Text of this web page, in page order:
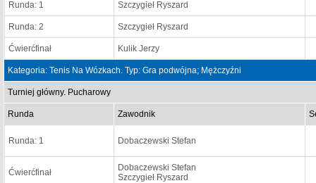
Runda: 1 Szczygieł Ryszard
Runda: 2 Szczygieł Ryszard
Ćwierćfinał Kulik Jerzy
Kategoria: Tenis Na Wózkach. Typ: Gra podwójna; Mężczyźni
Turniej główny. Pucharowy
Runda Zawodnik
Runda: 1 Dobaczewski Stefan
Ćwierćfinał
Dobaczewski Stefan
Szczygieł Ryszard